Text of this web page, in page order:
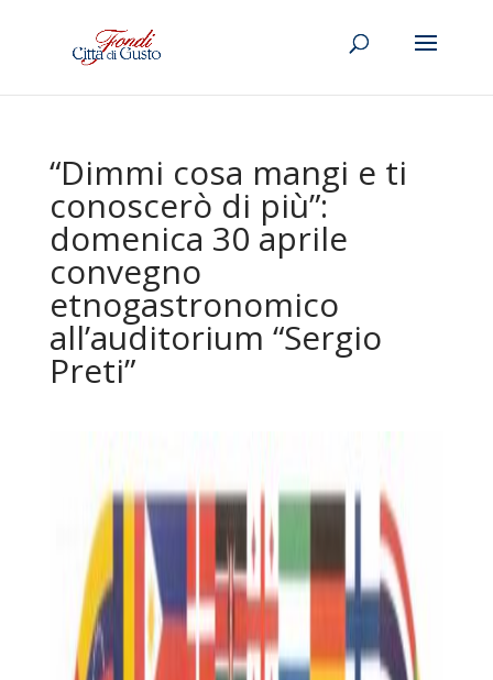
“Dimmi cosa mangi e ti
conoscerò di più”:
domenica 30 aprile
convegno
etnogastronomico
all’auditorium “Sergio
Preti”